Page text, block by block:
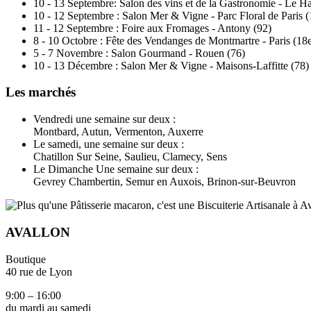
10 - 13 Septembre: Salon des vins et de la Gastronomie - Le
10 - 12 Septembre : Salon Mer & Vigne - Parc Floral de Paris
11 - 12 Septembre : Foire aux Fromages - Antony (92)
8 - 10 Octobre : Fête des Vendanges de Montmartre - Paris
5 - 7 Novembre : Salon Gourmand - Rouen (76)
10 - 13 Décembre : Salon Mer & Vigne - Maisons-Laffitte (78)
Les marchés
Vendredi une semaine sur deux :
Montbard, Autun, Vermenton, Auxerre
Le samedi, une semaine sur deux :
Chatillon Sur Seine, Saulieu, Clamecy, Sens
Le Dimanche Une semaine sur deux :
Gevrey Chambertin, Semur en Auxois, Brinon-sur-Beuvron
AVALLON
Boutique
40 rue de Lyon
9:00 – 16:00
du mardi au samedi